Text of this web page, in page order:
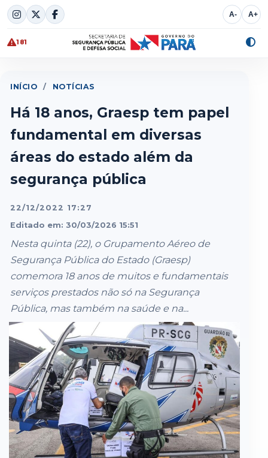
Skip
to
content
A- A+
181
INÍCIO / NOTÍCIAS
Há 18 anos, Graesp tem papel
fundamental em diversas
áreas do estado além da
segurança pública
22/12/2022 17:27
Editado em: 30/03/2026 15:51
Nesta quinta (22), o Grupamento Aéreo de
Segurança Pública do Estado (Graesp)
comemora 18 anos de muitos e fundamentais
serviços prestados não só na Segurança
Pública, mas também na saúde e na...